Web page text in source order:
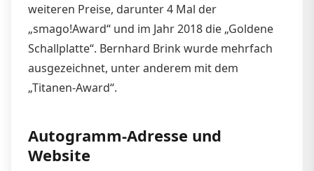
weiteren Preise, darunter 4 Mal der
„smago!Award“ und im Jahr 2018 die „Goldene
Schallplatte“. Bernhard Brink wurde mehrfach
ausgezeichnet, unter anderem mit dem
„Titanen-Award“.
Autogramm-Adresse und
Website